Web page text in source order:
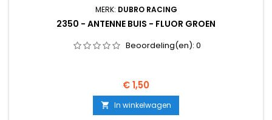
MERK: DUBRO RACING
2350 - ANTENNE BUIS - FLUOR GROEN
Beoordeling(en): 0
Prijs
€ 1,50
 In winkelwagen